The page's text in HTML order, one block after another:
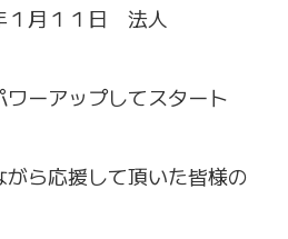
１月１１日 法人
ワーアップしてスタート
ら応援して頂いた皆様の